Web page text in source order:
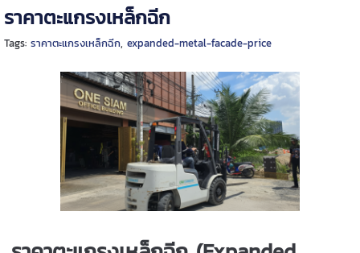
ราคาตะแกรงเหล็กฉีก
Tags: ราคาตะแกรงเหล็กฉีก, expanded-metal-facade-price